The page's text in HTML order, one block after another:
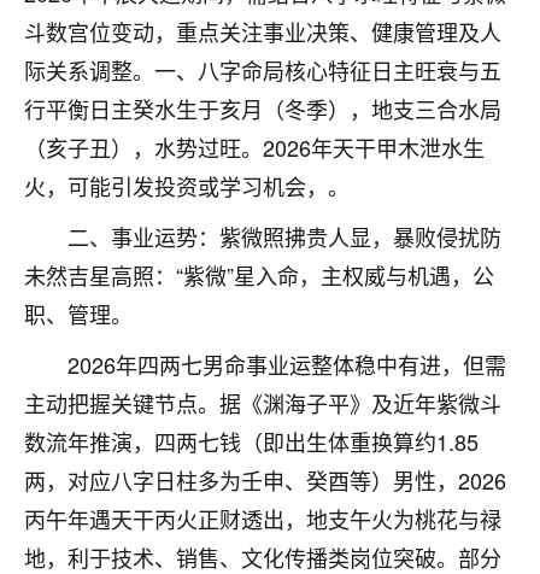
斗数宫位变动，重点关注事业决策、健康管理及人
际关系调整。一、八字命局核心特征日主旺衰与五
行平衡日主癸水生于亥月（冬季），地支三合水局
（亥子丑），水势过旺。2026年天干甲木泄水生
火，可能引发投资或学习机会，。
二、事业运势：紫微照拂贵人显，暴败侵扰防
未然吉星高照：“紫微”星入命，主权威与机遇，公
职、管理。
2026年四两七男命事业运整体稳中有进，但需
主动把握关键节点。据《渊海子平》及近年紫微斗
数流年推演，四两七钱（即出生体重换算约1.85
两，对应八字日柱多为壬申、癸酉等）男性，2026
丙午年遇天干丙火正财透出，地支午火为桃花与禄
地，利于技术、销售、文化传播类岗位突破。部分
鹿森：慧来老师微信：gjsy0624
1天前 来自江西 12
青春168
我也想要，我也想要！
2天前 来自山西
Jessica李
老师做不做超度法事？我想给我奶奶做超度，她今年
刚去世了。
七零老顽童：我母亲前年离世，刚开始我经常
做梦梦见她，后来也是朋友介绍，找到慧来老
师，安排了超度法事，做梦再也没有梦到过
了，一开始是半信半疑的，图个心安，给亡母
超度，现在看来，人不信也不行。
2天前 来自云南 11